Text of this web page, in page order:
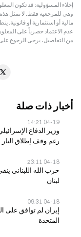
إخلاء المسؤولية: قد تكون
مالية أو استثمارية أو
عدم الاعتماد حصرياً على
من التفاصيل، يرجى الرجوع
أخبار ذات صلة
04-19 14:21
وزير الدفاع
رغم وقف إطلاق النار
04-18 23:11
حزب الله اللبناني
لبنان
04-18 09:31
إيران لم توافق على
المتحدة